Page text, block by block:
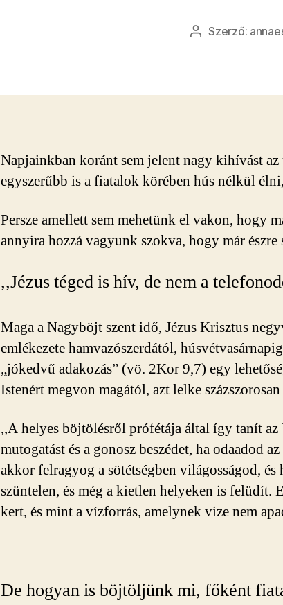
Bejegyzés
Szerző:
Napjainkban koránt sem jelent nagy kihívást
egyszerűbb is a fiatalok körében hús nélkül
Persze amellett sem mehetünk el vakon, hogy
annyira hozzá vagyunk szokva, hogy már
,,Jézus téged is hív, de nem a
Maga a Nagyböjt szent idő, Jézus Krisztus
emlékezete hamvazószerdától,
„jókedvű adakozás” (vö. 2Kor 9,7) egy
Istenért megvon magától, azt lelke
,,A helyes böjtölésről prófétája által így tanít
mutogatást és a gonosz beszédet, ha odaadod
akkor felragyog a sötétségben világosságod,
szüntelen, és még a kietlen helyeken is
kert, és mint a vízforrás, amelynek vize nem
De hogyan is böjtöljünk mi, főként